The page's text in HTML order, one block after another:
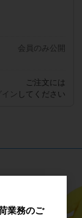
会員のみ公開
ご注文には
イン してください
業務のご